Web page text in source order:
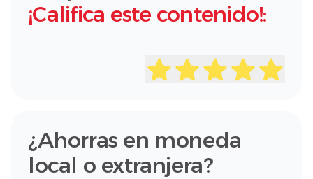
¡Califica este contenido!:
¿Ahorras en moneda
local o extranjera?